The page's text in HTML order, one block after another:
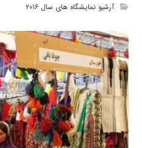
آرشیو نمایشگاه های سال ۲۰۱۶